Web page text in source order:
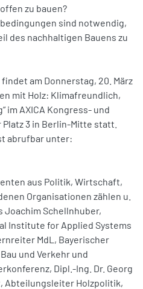
zu bauen?
sind notwendig,
des nachhaltigen Bauens zu
am Donnerstag, 20. März
mit Holz: Klimafreundlich,
im AXICA Kongress- und
3 in Berlin-Mitte statt.
abrufbar unter:
aus Politik, Wirtschaft,
Organisationen zählen u.
Joachim Schellnhuber,
Institute for Applied Systems
MdL, Bayerischer
und Verkehr und
Dipl.-Ing. Dr. Georg
Abteilungsleiter Holzpolitik,